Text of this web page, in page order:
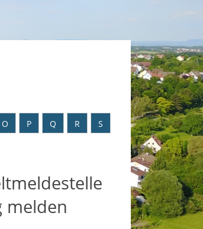
Datenschutz
und
O P Q R
S
melden